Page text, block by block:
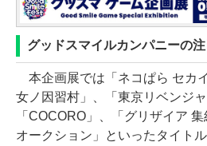
グッドスマイルカンパニーの
本企画展では「ネコぱら セカ
女ノ因習村」、「東京リベンジ
「COCORO」、「グリザイア
オークション」といったタイト